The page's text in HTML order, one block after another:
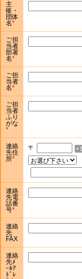
主
催・
団体
名
ご担
当者
部署
名
ご担
当者
名
ご担
当者
ふり
がな
連絡
先住
所
〒
連絡
先電
話番
号
連絡
先
FAX
連絡
先ﾒ
ｰﾙｱ
ﾄﾞﾚ